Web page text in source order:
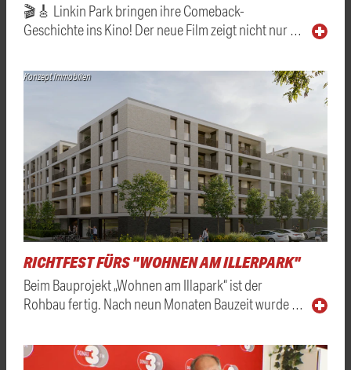
🎬🎸 Linkin Park bringen ihre Comeback-
Geschichte ins Kino! Der neue Film zeigt nicht nur …
Konzept Immobilien
RICHTFEST FÜRS "WOHNEN AM ILLERPARK"
Beim Bauprojekt „Wohnen am Illapark“ ist der
Rohbau fertig. Nach neun Monaten Bauzeit wurde …